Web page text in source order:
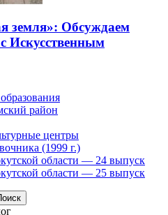
земля»: Обсуждаем
Искусственным
район
центры
(1999 г.)
области — 24 выпуск
области — 25 выпуск